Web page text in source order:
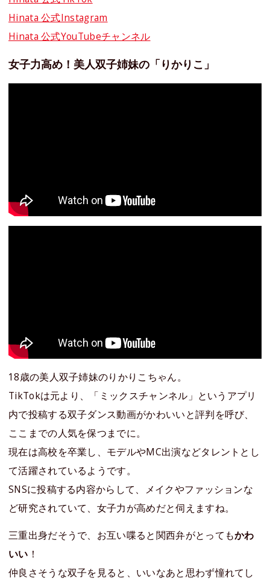
Hinata 公式Instagram
Hinata 公式YouTubeチャンネル
女子力高め！美人双子姉妹の「りかりこ」
18歳の美人双子姉妹のりかりこちゃん。
TikTokは元より、「ミックスチャンネル」というアプリ
内で投稿する双子ダンス動画がかわいいと評判を呼び、
ここまでの人気を保つまでに。
現在は高校を卒業し、モデルやMC出演などタレントとし
て活躍されているようです。
SNSに投稿する内容からして、メイクやファッションな
ど研究されていて、女子力が高めだと伺えますね。
三重出身だそうで、お互い喋ると関西弁がとってもかわ
いい ！
仲良さそうな双子を見ると、いいなあと思わず憧れてし